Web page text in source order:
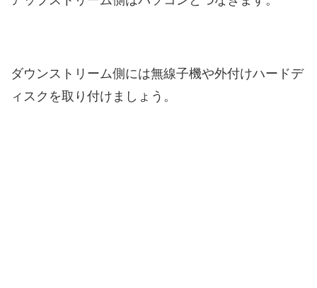
ダウンストリーム側には無線子機や外付けハードデ
ィスクを取り付けましょう。